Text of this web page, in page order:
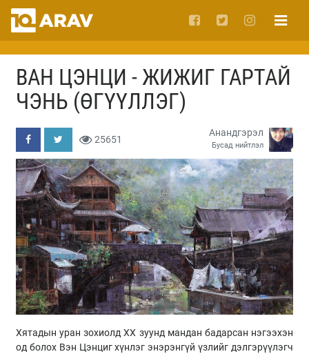
ВАН ЦЭНЦИ - ЖИЖИГ ГАРТАЙ
ЧЭНЬ (ӨГҮҮЛЛЭГ)
25651
Анандгэрэл
Бусад нийтлэл
Хятадын уран зохиолд ХХ зуунд мандан бадарсан нэгээхэн
од болох Вэн Цэнциг хүнлэг энэрэнгүй үзлийг дэлгэрүүлэгч